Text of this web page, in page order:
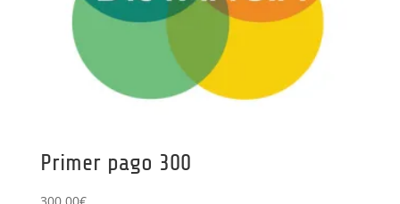
Primer pago 300